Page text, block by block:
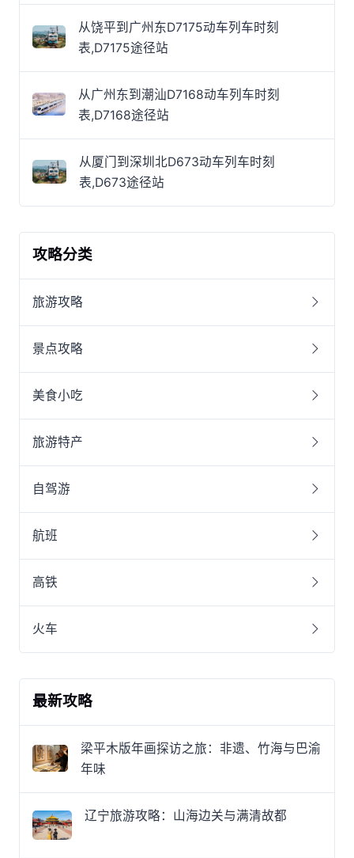
从饶平到广州东D7175动车列车时刻
表,D7175途径站
从广州东到潮汕D7168动车列车时刻
表,D7168途径站
从厦门到深圳北D673动车列车时刻
表,D673途径站
攻略分类
旅游攻略
景点攻略
美食小吃
旅游特产
自驾游
航班
高铁
火车
最新攻略
梁平木版年画探访之旅：非遗、竹海与巴渝
年味
辽宁旅游攻略：山海边关与满清故都